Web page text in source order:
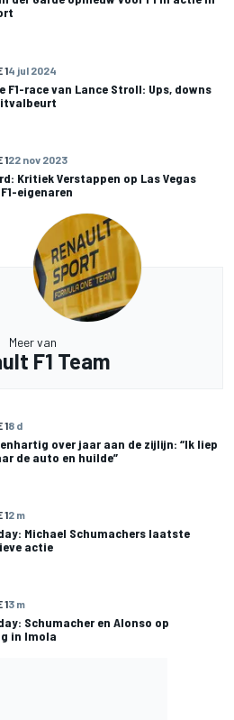
14 jul 2024
F1-race van Lance Stroll: Ups, downs
122 nov 2023
Kritiek Verstappen op Las Vegas
eigenaren
Meer van
F1 Team
18 d
over jaar aan de zijlijn: “Ik liep
de auto en huilde”
12 m
Michael Schumachers laatste
actie
13 m
Schumacher en Alonso op
in Imola